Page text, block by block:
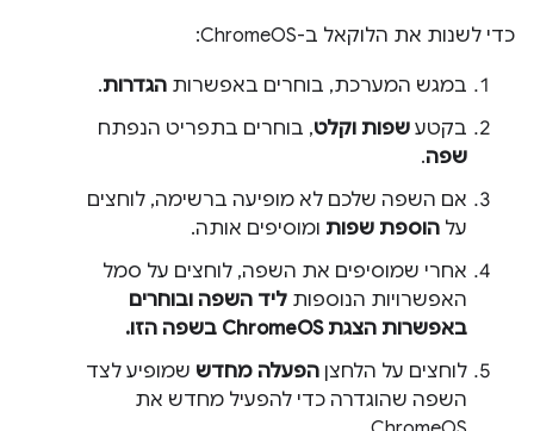
כדי לשנות את הלוקאל ב-ChromeOS:
במגש המערכת, בוחרים באפשרות הגדרות.
בקטע שפות וקלט, בוחרים בתפריט הנפתח
שפה.
אם השפה שלכם לא מופיעה ברשימה, לוחצים
על הוספת שפות ומוסיפים אותה.
אחרי שמוסיפים את השפה, לוחצים על סמל
האפשרויות הנוספות ליד השפה ובוחרים
באפשרות הצגת ChromeOS בשפה הזו
.
לוחצים על הלחצן הפעלה מחדש שמופיע לצד
השפה שהוגדרה כדי להפעיל מחדש את